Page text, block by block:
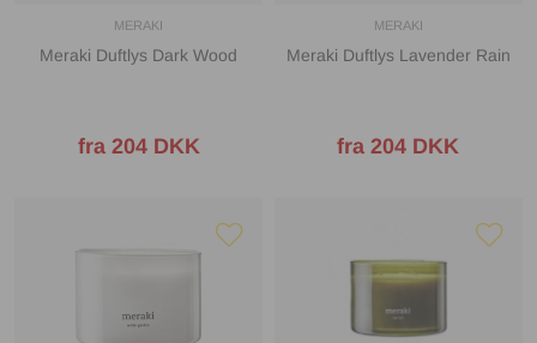
MERAKI
Meraki Duftlys Dark Wood
fra 204 DKK
MERAKI
Meraki Duftlys Lavender Rain
fra 204 DKK